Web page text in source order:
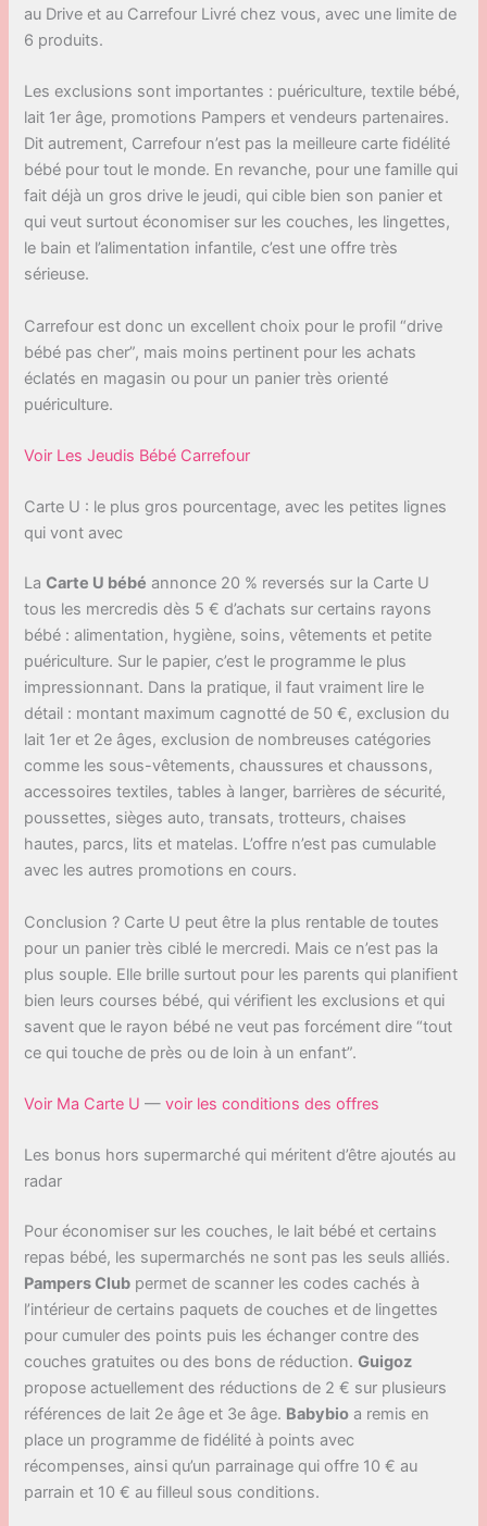
au Drive et au Carrefour Livré chez vous, avec une limite de
6 produits.
Les exclusions sont importantes : puériculture, textile bébé,
lait 1er âge, promotions Pampers et vendeurs partenaires.
Dit autrement, Carrefour n’est pas la meilleure carte fidélité
bébé pour tout le monde. En revanche, pour une famille qui
fait déjà un gros drive le jeudi, qui cible bien son panier et
qui veut surtout économiser sur les couches, les lingettes,
le bain et l’alimentation infantile, c’est une offre très
sérieuse.
Carrefour est donc un excellent choix pour le profil “drive
bébé pas cher”, mais moins pertinent pour les achats
éclatés en magasin ou pour un panier très orienté
puériculture.
Voir Les Jeudis Bébé Carrefour
Carte U : le plus gros pourcentage, avec les petites lignes
qui vont avec
LaCarte U bébé annonce 20 % reversés sur la Carte U
tous les mercredis dès 5 € d’achats sur certains rayons
bébé : alimentation, hygiène, soins, vêtements et petite
puériculture. Sur le papier, c’est le programme le plus
impressionnant. Dans la pratique, il faut vraiment lire le
détail : montant maximum cagnotté de 50 €, exclusion du
lait 1er et 2e âges, exclusion de nombreuses catégories
comme les sous-vêtements, chaussures et chaussons,
accessoires textiles, tables à langer, barrières de sécurité,
poussettes, sièges auto, transats, trotteurs, chaises
hautes, parcs, lits et matelas. L’offre n’est pas cumulable
avec les autres promotions en cours.
Conclusion ? Carte U peut être la plus rentable de toutes
pour un panier très ciblé le mercredi. Mais ce n’est pas la
plus souple. Elle brille surtout pour les parents qui planifient
bien leurs courses bébé, qui vérifient les exclusions et qui
savent que le rayon bébé ne veut pas forcément dire “tout
ce qui touche de près ou de loin à un enfant”.
Voir Ma Carte U —voir les conditions des offres
Les bonus hors supermarché qui méritent d’être ajoutés au
radar
Pour économiser sur les couches, le lait bébé et certains
repas bébé, les supermarchés ne sont pas les seuls alliés.
Pampers Club permet de scanner les codes cachés à
l’intérieur de certains paquets de couches et de lingettes
pour cumuler des points puis les échanger contre des
couches gratuites ou des bons de réduction.Guigoz
propose actuellement des réductions de 2 € sur plusieurs
références de lait 2e âge et 3e âge. Babybio a remis en
place un programme de fidélité à points avec
récompenses, ainsi qu’un parrainage qui offre 10 € au
parrain et 10 € au filleul sous conditions.